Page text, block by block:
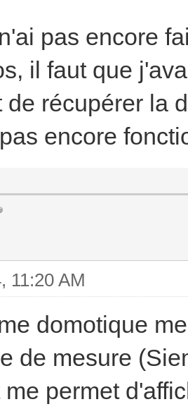
pas encore
il faut que
de récupérer la
encore
11:20 AM
domotique
de mesure
me permet